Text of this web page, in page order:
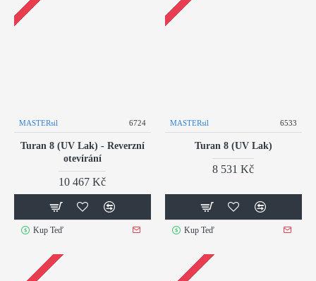
MASTERsil 6724
Turan 8 (UV Lak) - Reverzní
otevírání
10 467 Kč
Kup Teď
MASTERsil 6533
Turan 8 (UV Lak)
8 531 Kč
Kup Teď